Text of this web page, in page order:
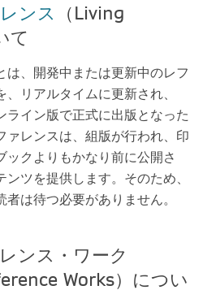
ンス
（Living
て
は、開発中または更新中のレフ
リアルタイムに更新され、
ライン版で正式に出版となった
ァレンスは、組版が行われ、印
ックよりもかなり前に公開さ
ツを提供します。そのため、
は待つ必要がありません。
ンス・ワーク
Works）につい